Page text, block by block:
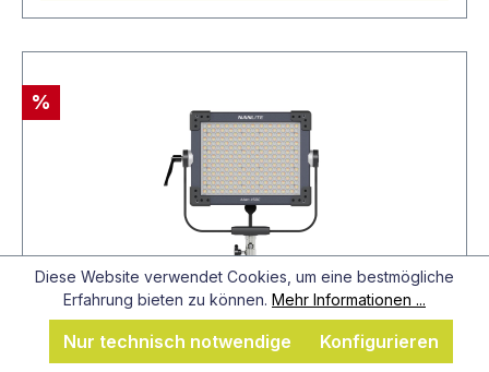
%
Diese Website verwendet Cookies, um eine bestmögliche
Erfahrung bieten zu können. Mehr Informationen ...
Nur technisch notwendige Konfigurieren